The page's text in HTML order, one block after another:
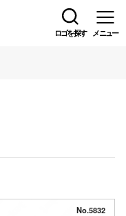
ロゴを探す メニュー
No.5832